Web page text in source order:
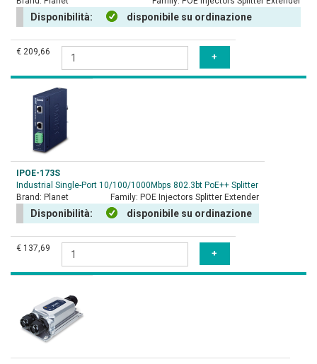
Disponibilità: disponibile su ordinazione
€ 209,66
IPOE-173S
Industrial Single-Port 10/100/1000Mbps 802.3bt PoE++ Splitter
Brand: Planet Family: POE Injectors Splitter Extender
Disponibilità: disponibile su ordinazione
€ 137,69